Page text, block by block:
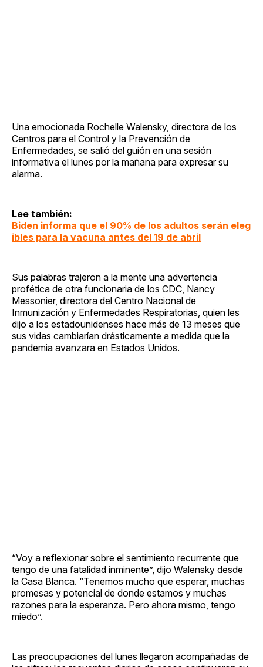
Una emocionada Rochelle Walensky, directora de los
Centros para el Control y la Prevención de
Enfermedades, se salió del guión en una sesión
informativa el lunes por la mañana para expresar su
alarma.
Lee también:
Biden informa que el 90% de los adultos serán eleg
ibles para la vacuna antes del 19 de abril
Sus palabras trajeron a la mente una advertencia
profética de otra funcionaria de los CDC, Nancy
Messonier, directora del Centro Nacional de
Inmunización y Enfermedades Respiratorias, quien les
dijo a los estadounidenses hace más de 13 meses que
sus vidas cambiarían drásticamente a medida que la
pandemia avanzara en Estados Unidos.
“Voy a reflexionar sobre el sentimiento recurrente que
tengo de una fatalidad inminente”, dijo Walensky desde
la Casa Blanca. “Tenemos mucho que esperar, muchas
promesas y potencial de donde estamos y muchas
razones para la esperanza. Pero ahora mismo, tengo
miedo”.
Las preocupaciones del lunes llegaron acompañadas de